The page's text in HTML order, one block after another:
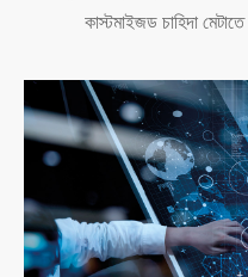
কাস্টমাইজড চাহিদা